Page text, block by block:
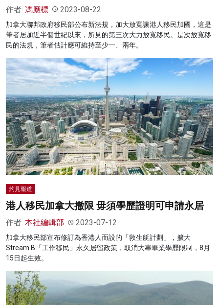
作者: 馮應標 2023-08-22
加拿大聯邦政府移民部公布新法規，加大放寬讓港人移民加國，這是
筆者居加近半個世紀以來，所見的第三次大力放寬移民。是次放寬移
民的法規，筆者估計應可維持至少一、兩年。
灼見報道
港人移民加拿大撤限 毋須學歷證明可申請永居
作者: 本社編輯部 2023-07-12
加拿大移民部宣布修訂為香港人而設的「救生艇計劃」，擴大
Stream B「工作移民」永久居留政策，取消大專畢業學歷限制，8月
15日起生效。